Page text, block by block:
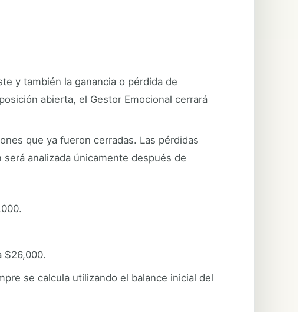
y también la ganancia o pérdida de
abierta, el Gestor Emocional cerrará
que ya fueron cerradas. Las pérdidas
analizada únicamente después de
$26,000.
se calcula utilizando el balance inicial del